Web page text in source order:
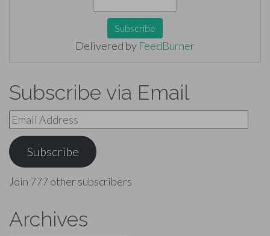
Delivered by FeedBurner
Subscribe via Email
Email
Address
Subscribe
Join 777 other subscribers
Archives